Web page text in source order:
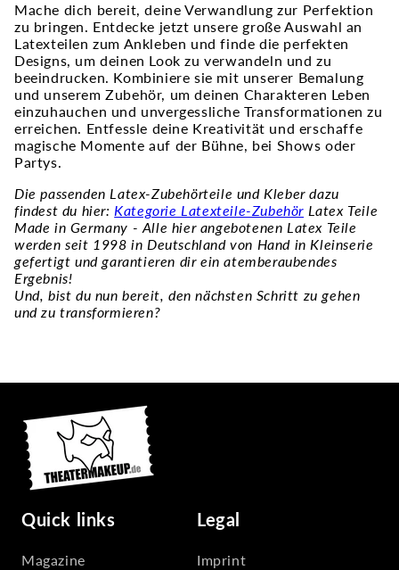
Mache dich bereit, deine Verwandlung zur Perfektion
zu bringen. Entdecke jetzt unsere große Auswahl an
Latexteilen zum Ankleben und finde die perfekten
Designs, um deinen Look zu verwandeln und zu
beeindrucken. Kombiniere sie mit unserer Bemalung
und unserem Zubehör, um deinen Charakteren Leben
einzuhauchen und unvergessliche Transformationen zu
erreichen. Entfessle deine Kreativität und erschaffe
magische Momente auf der Bühne, bei Shows oder
Partys.
Die passenden Latex-Zubehörteile und Kleber dazu
findest du hier: Kategorie Latexteile-Zubehör Latex Teile
Made in Germany - Alle hier angebotenen Latex Teile
werden seit 1998 in Deutschland von Hand in Kleinserie
gefertigt und garantieren dir ein atemberaubendes
Ergebnis!
Und, bist du nun bereit, den nächsten Schritt zu gehen
und zu transformieren?
Quick links
Magazine
Legal
Imprint